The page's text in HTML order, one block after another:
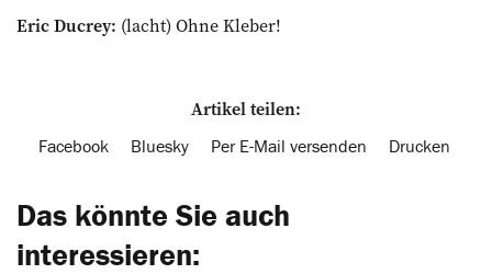
Eric Ducrey: (lacht) Ohne Kleber!
Artikel teilen:
Facebook Bluesky Per E-Mail versenden Drucken
Das könnte Sie auch
interessieren: